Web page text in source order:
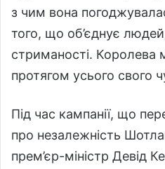
з чим вона
того, що об’єднує
стриманості.
протягом усього свого
Під час кампанії, що
про незалежність
прем’єр-міністр Девід